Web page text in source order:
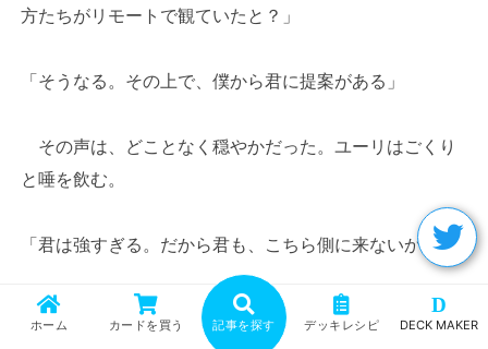
方たちがリモートで観ていたと？」
「そうなる。その上で、僕から君に提案がある」
その声は、どことなく穏やかだった。ユーリはごくり
と唾を飲む。
「君は強すぎる。だから君も、こちら側に来ないか？」
「こちら側？」
ホーム カードを買う 記事を探す デッキレシピ
D
DECK MAKER